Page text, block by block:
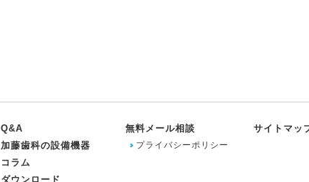
Q&A
加藤歯科の設備機器
コラム
ダウンロード
無料メール相談
プライバシーポリシー
サイトマッ